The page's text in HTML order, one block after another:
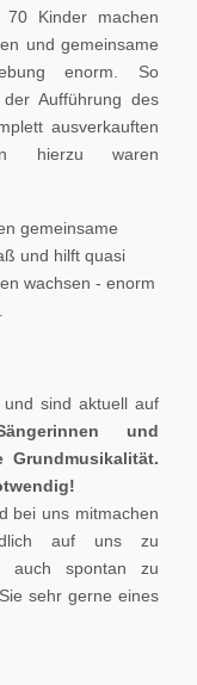
Kinder machen
und gemeinsame
enorm. So
Aufführung des
ausverkauften
hierzu waren
gemeinsame
und hilft quasi
wachsen - enorm
sind aktuell auf
und
Grundmusikalität.
bei uns mitmachen
auf uns zu
auch spontan zu
sehr gerne eines